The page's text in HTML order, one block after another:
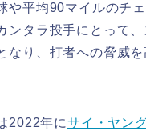
や平均90マイルのチ
ンタラ投手にとって
なり、打者への脅威
2022年にサイ・ヤン